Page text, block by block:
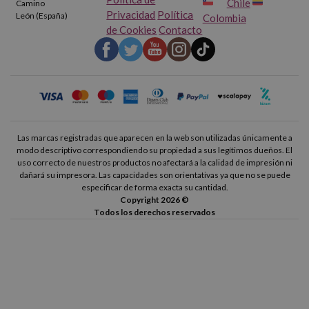
cuanto cable necesitas para conectar con total comodidad tu
ordenador al monitor.
Camino
León (España)
Privacidad Política
de Cookies Contacto
Chile
Colombia
Las marcas registradas que aparecen en la web son utilizadas únicamente a
modo descriptivo correspondiendo su propiedad a sus legítimos dueños. El
uso correcto de nuestros productos no afectará a la calidad de impresión ni
dañará su impresora. Las capacidades son orientativas ya que no se puede
especificar de forma exacta su cantidad.
Copyright 2026 ©
Todos los derechos reservados